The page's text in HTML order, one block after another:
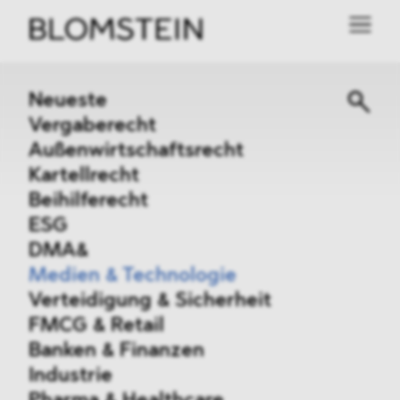
Neueste
Vergaberecht
Außenwirtschaftsrecht
Kartellrecht
Beihilferecht
ESG
DMA&
Medien & Technologie
Verteidigung & Sicherheit
FMCG & Retail
Banken & Finanzen
Industrie